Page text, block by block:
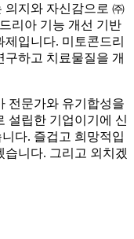
의지와 자신감으로 ㈜
리아 기능 개선 기반
입니다. 미토콘드리
하고 치료물질을 개
전문가와 유기합성을
설립한 기업이기에 신
다. 즐겁고 희망적입
니다. 그리고 외치겠